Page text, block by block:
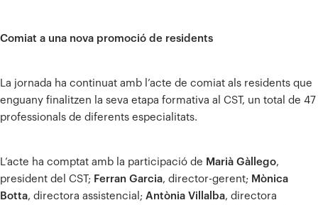
Comiat a una nova promoció de residents
La jornada ha continuat amb l’acte de comiat als residents que
enguany finalitzen la seva etapa formativa al CST, un total de 47
professionals de diferents especialitats.
L’acte ha comptat amb la participació de Marià Gàllego,
president del CST; Ferran Garcia, director-gerent; Mònica
Botta, directora assistencial; Antònia Villalba, directora